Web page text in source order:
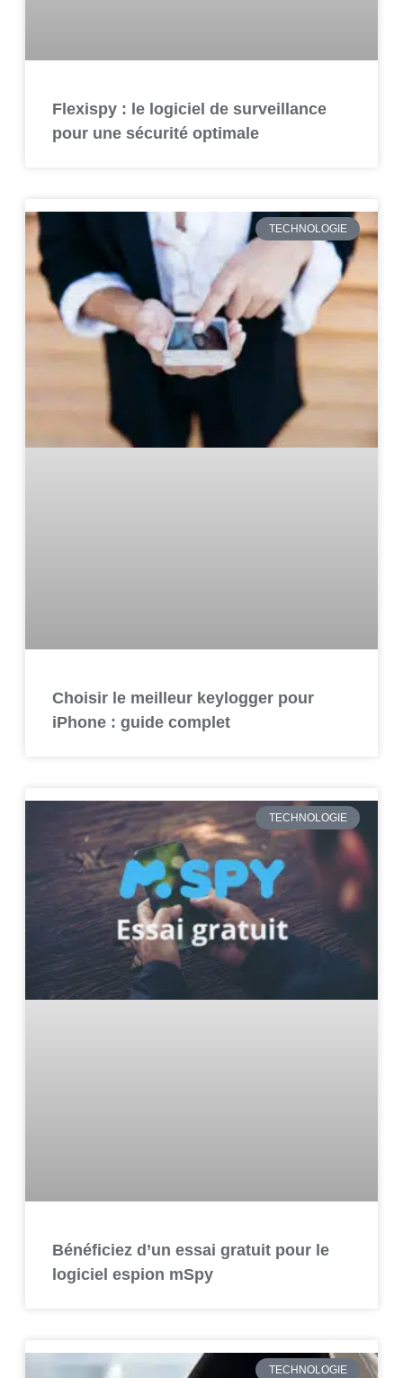
Flexispy : le logiciel de surveillance
pour une sécurité optimale
TECHNOLOGIE
Choisir le meilleur keylogger pour
iPhone : guide complet
TECHNOLOGIE
Bénéficiez d’un essai gratuit pour le
logiciel espion mSpy
TECHNOLOGIE